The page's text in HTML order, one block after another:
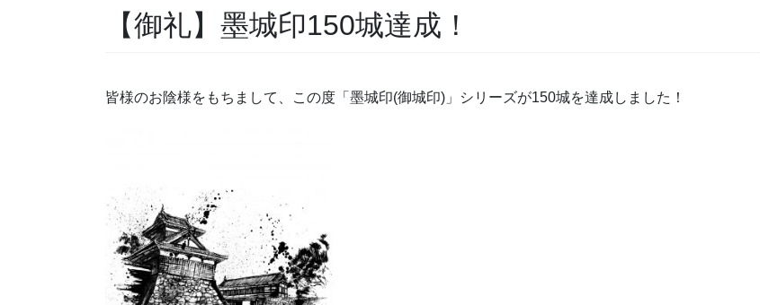
【御礼】墨城印150城達成！
皆様のお陰様をもちまして、この度「墨城印(御城印)」シリーズが150城を達成しました！